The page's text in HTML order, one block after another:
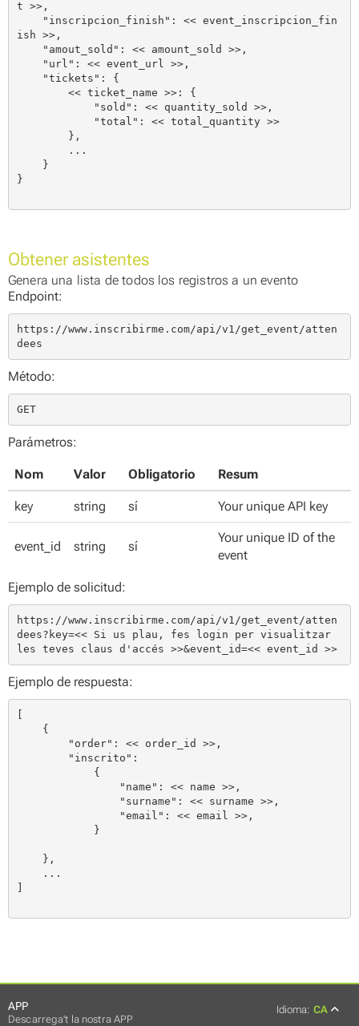
t >>,
ish >>,
}
Obtener asistentes
Genera una lista de todos los registros a un evento
Endpoint:
https://www.inscribirme.com/api/v1/get_event/atten
dees
Método:
GET
Parámetros:
Nom Valor Obligatorio Resum
key string sí Your unique API key
event_id string sí
Your unique ID of the
event
Ejemplo de solicitud:
https://www.inscribirme.com/api/v1/get_event/atten
dees?key=<< Si us plau, fes login per visualitzar
les teves claus d'accés >>&event_id=<< event_id >>
Ejemplo de respuesta:
APP
Descarrega't la nostra APP
Idioma: CA